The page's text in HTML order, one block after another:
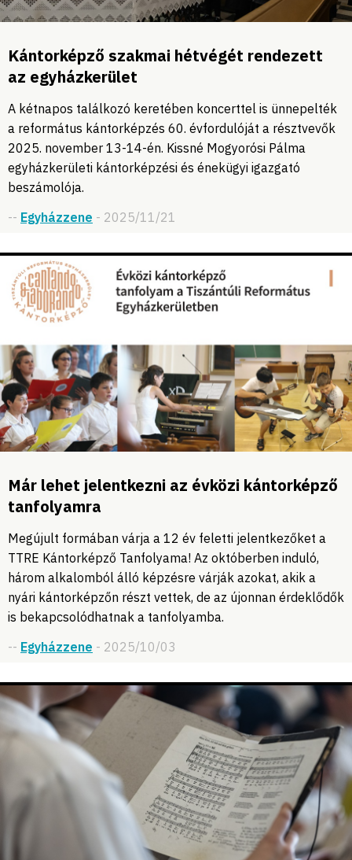
Kántorképző szakmai hétvégét rendezett
az egyházkerület
A kétnapos találkozó keretében koncerttel is ünnepelték
a református kántorképzés 60. évfordulóját a résztvevők
2025. november 13-14-én. Kissné Mogyorósi Pálma
egyházkerületi kántorképzési és énekügyi igazgató
beszámolója.
-- Egyházzene - 2025/11/21
Már lehet jelentkezni az évközi kántorképző
tanfolyamra
Megújult formában várja a 12 év feletti jelentkezőket a
TTRE Kántorképző Tanfolyama! Az októberben induló,
három alkalomból álló képzésre várják azokat, akik a
nyári kántorképzőn részt vettek, de az újonnan érdeklődők
is bekapcsolódhatnak a tanfolyamba.
-- Egyházzene - 2025/10/03